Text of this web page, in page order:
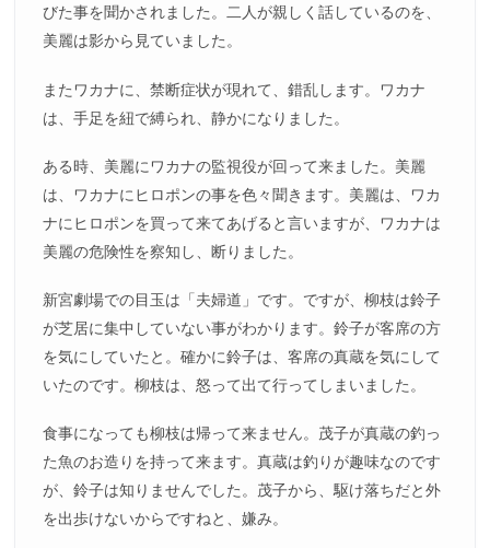
びた事を聞かされました。二人が親しく話しているのを、
美麗は影から見ていました。
またワカナに、禁断症状が現れて、錯乱します。ワカナ
は、手足を紐で縛られ、静かになりました。
ある時、美麗にワカナの監視役が回って来ました。美麗
は、ワカナにヒロポンの事を色々聞きます。美麗は、ワカ
ナにヒロポンを買って来てあげると言いますが、ワカナは
美麗の危険性を察知し、断りました。
新宮劇場での目玉は「夫婦道」です。ですが、柳枝は鈴子
が芝居に集中していない事がわかります。鈴子が客席の方
を気にしていたと。確かに鈴子は、客席の真蔵を気にして
いたのです。柳枝は、怒って出て行ってしまいました。
食事になっても柳枝は帰って来ません。茂子が真蔵の釣っ
た魚のお造りを持って来ます。真蔵は釣りが趣味なのです
が、鈴子は知りませんでした。茂子から、駆け落ちだと外
を出歩けないからですねと、嫌み。